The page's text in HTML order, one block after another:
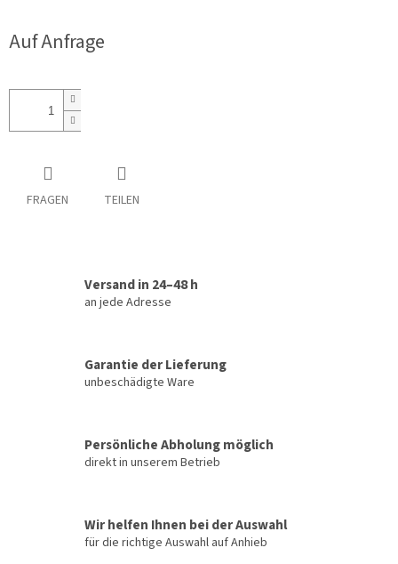
Auf Anfrage
FRAGEN TEILEN
Versand in 24–48 h
an jede Adresse
Garantie der Lieferung
unbeschädigte Ware
Persönliche Abholung möglich
direkt in unserem Betrieb
Wir helfen Ihnen bei der Auswahl
für die richtige Auswahl auf Anhieb